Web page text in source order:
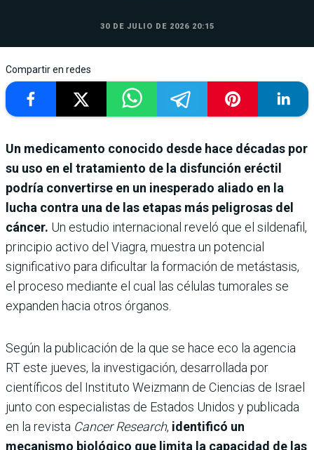
30 DE JULIO DE 2026 20:15
Compartir en redes
Un medicamento conocido desde hace décadas por
su uso en el tratamiento de la disfunción eréctil
podría convertirse en un inesperado aliado en la
lucha contra una de las etapas más peligrosas del
cáncer. Un estudio internacional reveló que el sildenafil,
principio activo del Viagra, muestra un potencial
significativo para dificultar la formación de metástasis,
el proceso mediante el cual las células tumorales se
expanden hacia otros órganos.
Según la publicación de la que se hace eco la agencia
RT este jueves, la investigación, desarrollada por
científicos del Instituto Weizmann de Ciencias de Israel
junto con especialistas de Estados Unidos y publicada
en la revista Cancer Research, identificó un
mecanismo biológico que limita la capacidad de las